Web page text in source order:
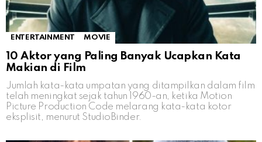
ENTERTAINMENT MOVIE
10 Aktor yang Paling Banyak Ucapkan Kata
Makian di Film
Jumlah kata-kata umpatan yang ditampilkan dalam film
telah meningkat sejak tahun 1960-an, ketika Motion
Picture Production Code melarang kata-kata kotor
eksplisit, menurut StudioBinder.